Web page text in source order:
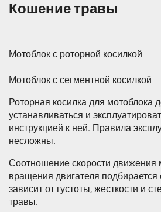
Кошение травы
Мотоблок с роторной косилкой
Мотоблок с сегментной косилкой
Роторная косилка для мотоблока
устанавливаться и
инструкцией к ней. Правила
несложны.
Соотношение скорости движения
вращения двигателя
зависит от густоты, жесткости и
травы.